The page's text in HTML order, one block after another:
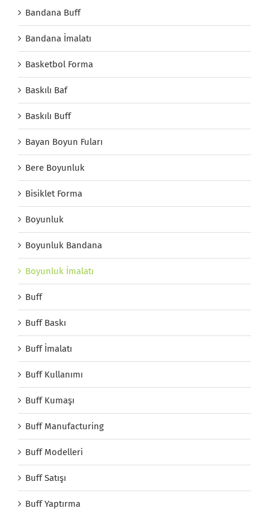
Bandana Buff
Bandana İmalatı
Basketbol Forma
Baskılı Baf
Baskılı Buff
Bayan Boyun Fuları
Bere Boyunluk
Bisiklet Forma
Boyunluk
Boyunluk Bandana
Boyunluk İmalatı
Buff
Buff Baskı
Buff İmalatı
Buff Kullanımı
Buff Kumaşı
Buff Manufacturing
Buff Modelleri
Buff Satışı
Buff Yaptırma